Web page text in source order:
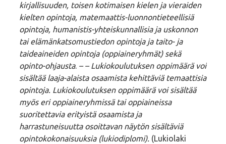
kirjallisuuden, toisen kotimaisen kielen ja vieraiden
kielten opintoja, matemaattis-luonnontieteellisiä
opintoja, humanistis-yhteiskunnallisia ja uskonnon
tai elämänkatsomustiedon opintoja ja taito- ja
taideaineiden opintoja (oppiaineryhmät) sekä
opinto-ohjausta. – – Lukiokoulutuksen oppimäärä voi
sisältää laaja-alaista osaamista kehittäviä temaattisia
opintoja. Lukiokoulutuksen oppimäärä voi sisältää
myös eri oppiaineryhmissä tai oppiaineissa
suoritettavia erityistä osaamista ja
harrastuneisuutta osoittavan näytön sisältäviä
opintokokonaisuuksia (lukiodiplomi). (Lukiolaki